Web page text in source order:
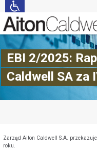
EBI 2/2025:
Caldwell SA za
Zarząd Aiton Caldwell S.A.
roku.